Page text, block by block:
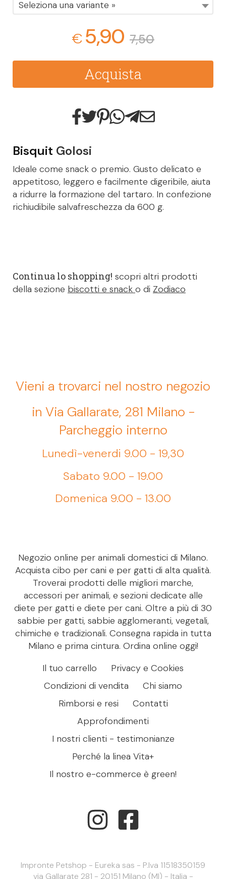
Seleziona una variante »
€5,90 7,50
Acquista
Bisquit Golosi
Ideale come snack o premio. Gusto delicato e
appetitoso, leggero e facilmente digeribile, aiuta
a ridurre la formazione del tartaro. In confezione
richiudibile salvafreschezza da 600 g.
Continua lo shopping! scopri altri prodotti
della sezione biscotti e snack o di Zodiaco
Vieni a trovarci nel nostro negozio
in Via Gallarate, 281 Milano -
Parcheggio interno
Lunedì-venerdi 9.00 - 19,30
Sabato 9.00 - 19.00
Domenica 9.00 - 13.00
Negozio online per animali domestici di Milano.
Acquista cibo per cani e per gatti di alta qualità.
Troverai prodotti delle migliori marche,
accessori per animali, e sezioni dedicate alle
diete per gatti e diete per cani. Oltre a più di 30
sabbie per gatti, sabbie agglomeranti, vegetali,
chimiche e tradizionali. Consegna rapida in tutta
Milano e prima cintura. Ordina online oggi!
Il tuo carrello
Privacy e Cookies
Condizioni di vendita
Chi siamo
Rimborsi e resi
Contatti
Approfondimenti
I nostri clienti - testimonianze
Perché la linea Vita+
Il nostro e-commerce è green!
Impronte Petshop - Eureka sas - P.Iva 11518350159
via Gallarate 281 - 20151 Milano (MI) - Italia -